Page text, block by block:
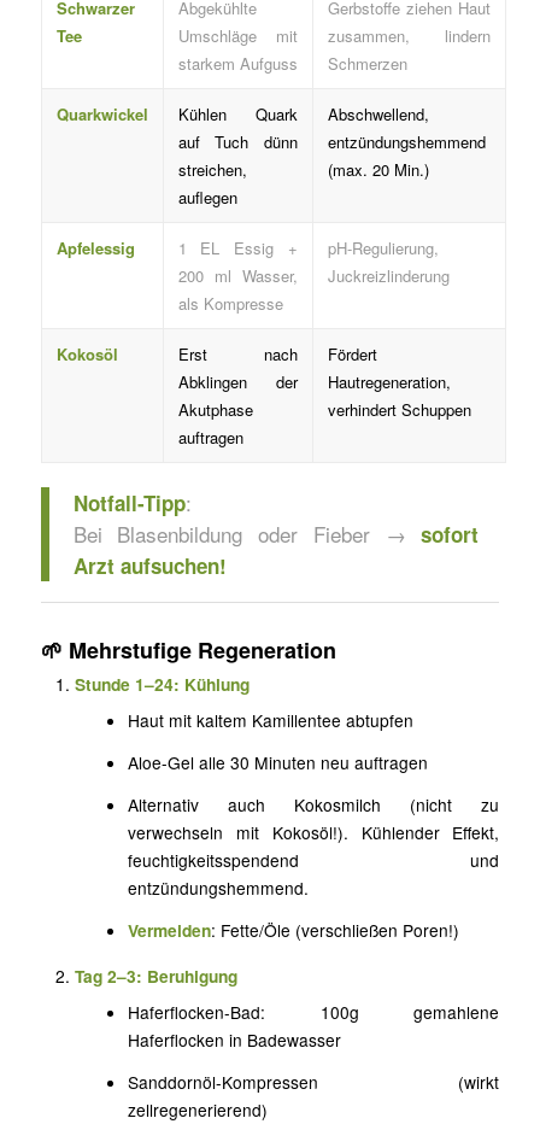
Schwarzer
Tee
Abgekühlte
Umschläge mit
starkem Aufguss
Gerbstoffe ziehen Haut
zusammen, lindern
Schmerzen
Quarkwickel
Kühlen Quark
auf Tuch dünn
streichen,
auflegen
Abschwellend,
entzündungshemmend
(max. 20 Min.)
Apfelessig
1 EL Essig +
200 ml Wasser,
als Kompresse
pH-Regulierung,
Juckreizlinderung
Kokosöl
Erst nach
Abklingen der
Akutphase
auftragen
Fördert
Hautregeneration,
verhindert Schuppen
Notfall-Tipp:
Bei Blasenbildung oder Fieber →sofort
Arzt aufsuchen!
🌱 Mehrstufige Regeneration
Stunde 1–24: Kühlung
Haut mit kaltem Kamillentee abtupfen
Aloe-Gel alle 30 Minuten neu auftragen
Alternativ auch Kokosmilch (nicht zu
verwechseln mit Kokosöl!). Kühlender Effekt,
feuchtigkeitsspendend und
entzündungshemmend.
Vermeiden: Fette/Öle (verschließen Poren!)
Tag 2–3: Beruhigung
Haferflocken-Bad: 100g gemahlene
Haferflocken in Badewasser
Sanddornöl-Kompressen (wirkt
zellregenerierend)